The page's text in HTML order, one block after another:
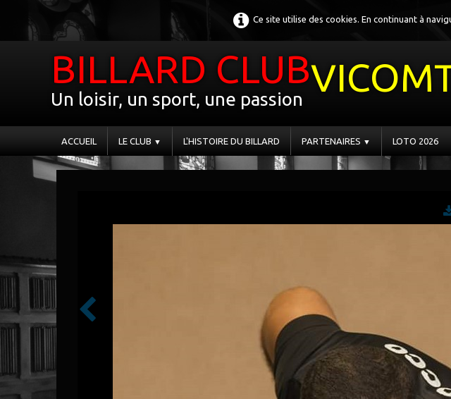
Ce site utilise des cookies. En continuant à
BILLARD CLUB
Un loisir, un sport, une passion
ACCUEIL LE CLUB ▼ L'HISTOIRE DU BILLARD PARTENAIRES ▼ LOTO 2026